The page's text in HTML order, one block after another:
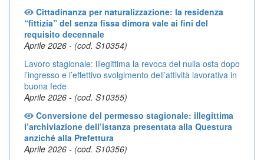
Cittadinanza per naturalizzazione: la residenza
“fittizia” del senza fissa dimora vale ai fini del
requisito decennale
Aprile 2026 - (cod. S10354)
Lavoro stagionale: illegittima la revoca del nulla osta dopo
l’ingresso e l’effettivo svolgimento dell’attività lavorativa in
buona fede
Aprile 2026 - (cod. S10355)
Conversione del permesso stagionale: illegittima
l’archiviazione dell’istanza presentata alla Questura
anziché alla Prefettura
Aprile 2026 - (cod. S10356)